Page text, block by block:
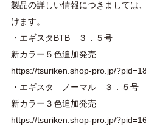
製品の詳しい情報につきましては
けます。
・エギスタBTB ３．５号
新カラー５色追加発売
https://tsuriken.shop-pro.jp/
・エギスタ ノーマル ３．５号
新カラー３色追加発売
https://tsuriken.shop-pro.jp/